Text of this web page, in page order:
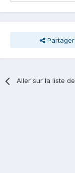
Partager
Aller sur la liste